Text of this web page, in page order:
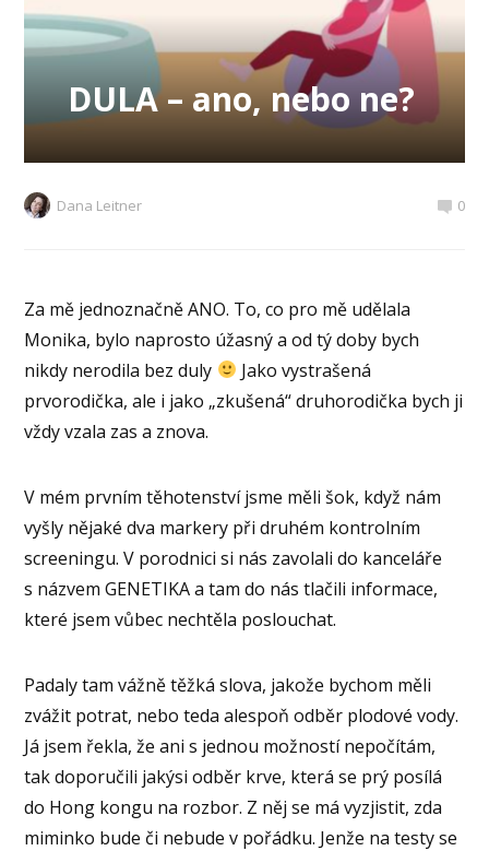
DULA – ano, nebo ne?
Dana Leitner 0
Za mě jednoznačně ANO. To, co pro mě udělala
Monika, bylo naprosto úžasný a od tý doby bych
nikdy nerodila bez duly
Jako vystrašená
prvorodička, ale i jako „zkušená“ druhorodička bych ji
vždy vzala zas a znova.
V mém prvním těhotenství jsme měli šok, když nám
vyšly nějaké dva markery při druhém kontrolním
screeningu. V porodnici si nás zavolali do kanceláře
s názvem GENETIKA a tam do nás tlačili informace,
které jsem vůbec nechtěla poslouchat.
Padaly tam vážně těžká slova, jakože bychom měli
zvážit potrat, nebo teda alespoň odběr plodové vody.
Já jsem řekla, že ani s jednou možností nepočítám,
tak doporučili jakýsi odběr krve, která se prý posílá
do Hong kongu na rozbor. Z něj se má vyzjistit, zda
miminko bude či nebude v pořádku. Jenže na testy se